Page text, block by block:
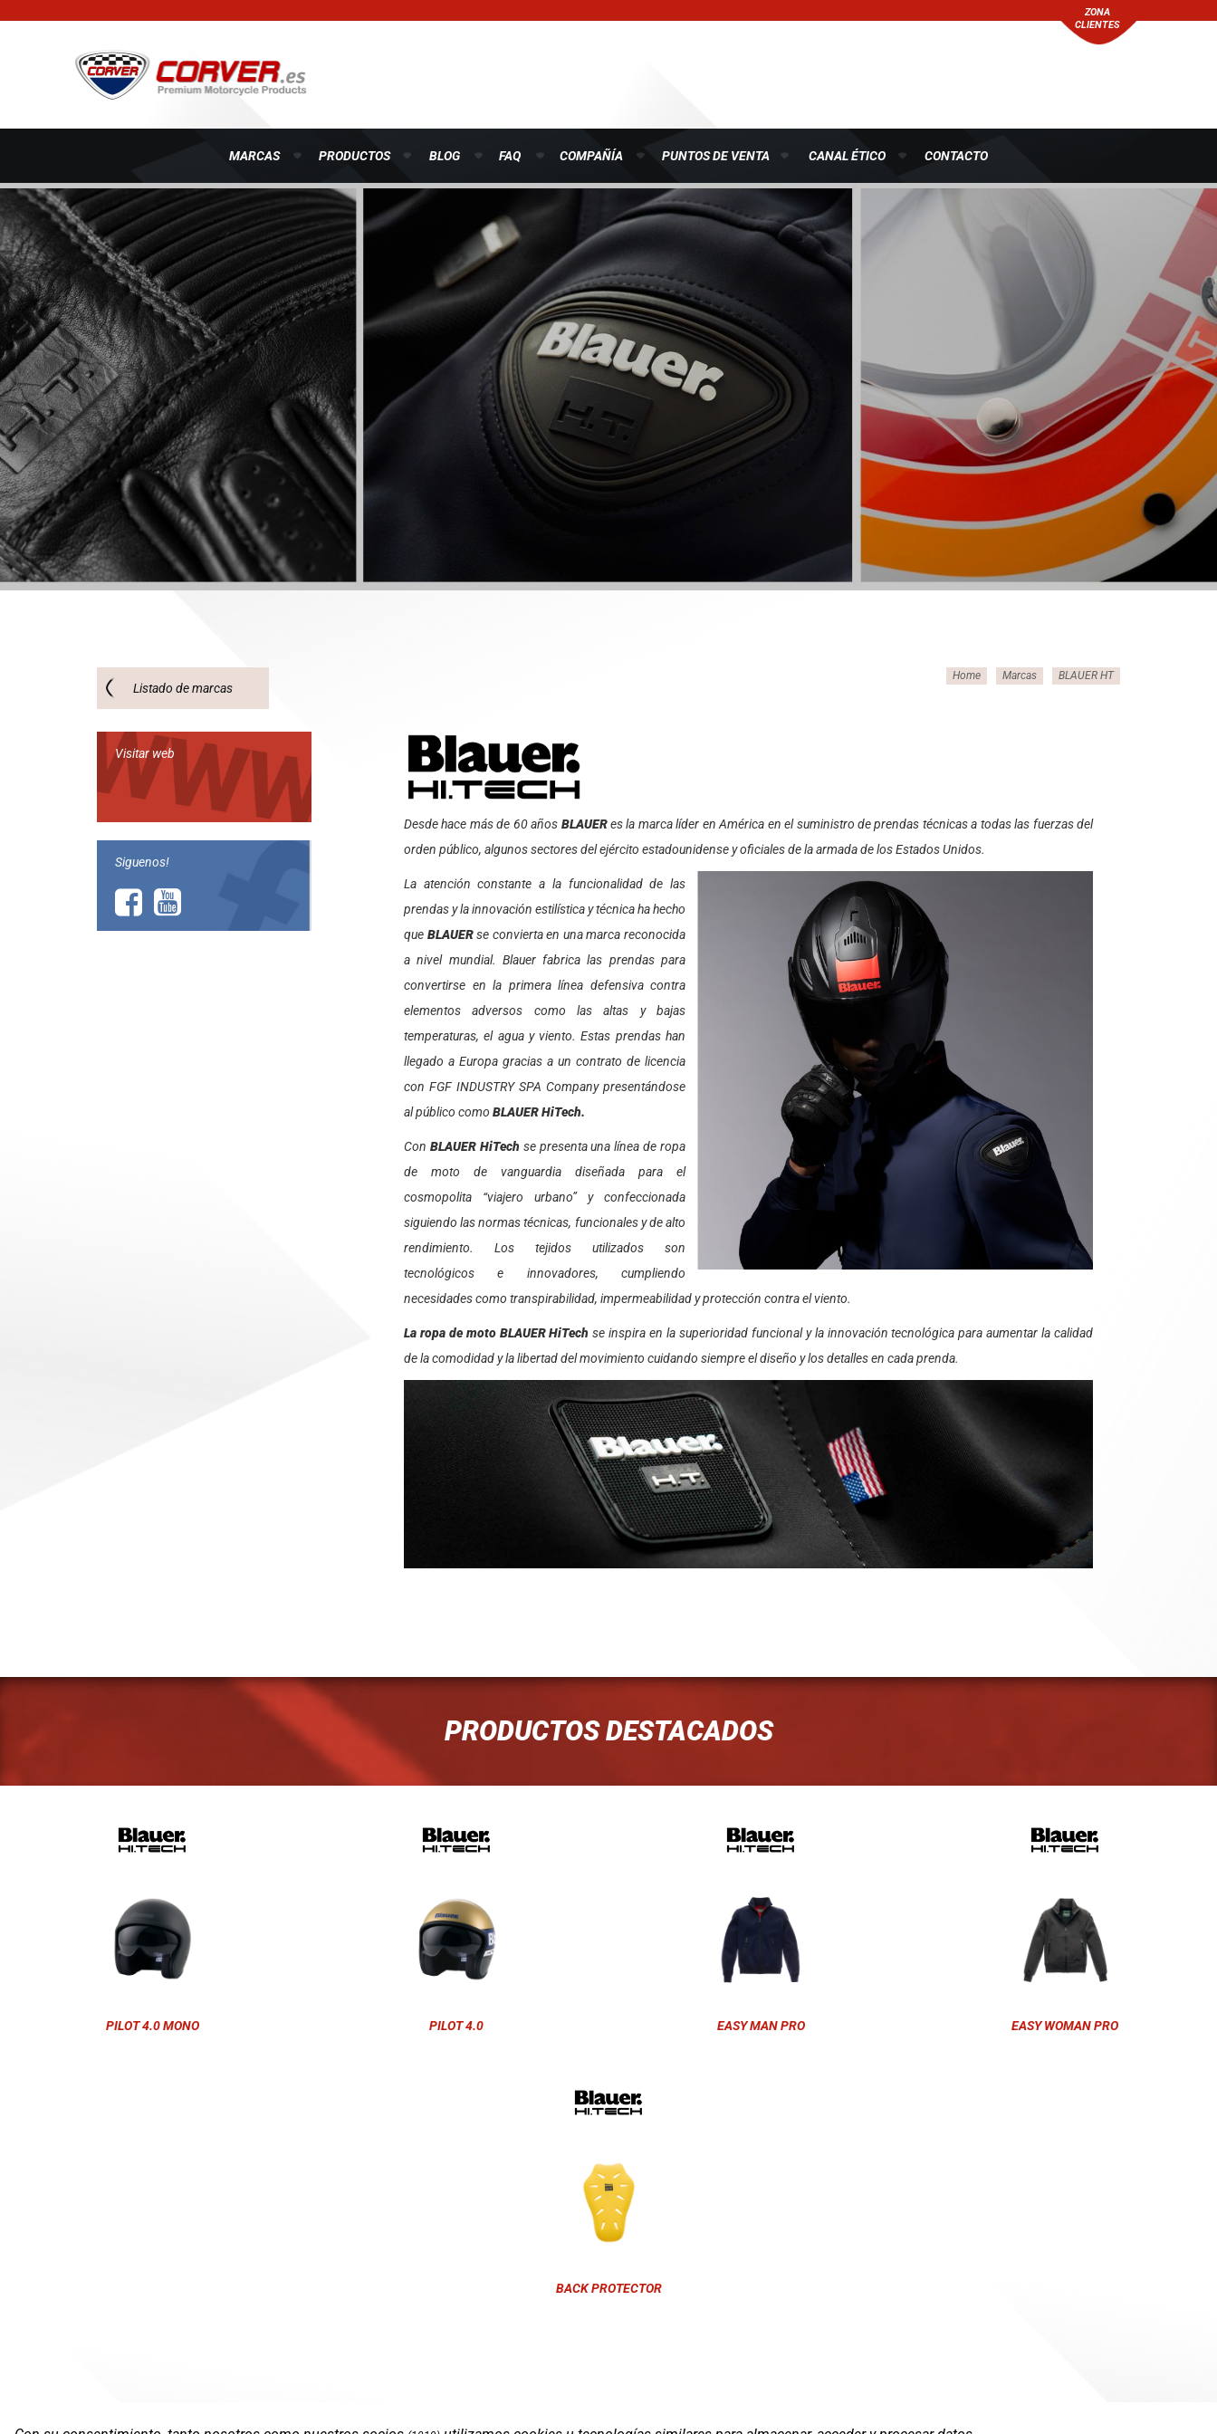
ZONA
CLIENTES
MARCAS PRODUCTOS BLOG FAQ COMPAÑÍA PUNTOS DE VENTA CANAL ÉTICO CONTACTO
Listado de marcas
Home Marcas BLAUER HT
Visitar web
Siguenos!
Desde hace más de 60 años BLAUERes la marca líder en América en el suministro de prendas técnicas a todas las fuerzas del
orden público, algunos sectores del ejército estadounidense y oficiales de la armada de los Estados Unidos.
La atención constante a la funcionalidad de las
prendas y la innovación estilística y técnica ha hecho
que BLAUERse convierta en una marca reconocida
a nivel mundial. Blauer fabrica las prendas para
convertirse en la primera línea defensiva contra
elementos adversos como las altas y bajas
temperaturas, el agua y viento. Estas prendas han
llegado a Europa gracias a un contrato de licencia
con FGF INDUSTRY SPA Company presentándose
al público como BLAUER HiTech.
Con BLAUER HiTech se presenta una línea de ropa
de moto de vanguardia diseñada para el
cosmopolita “viajero urbano” y confeccionada
siguiendo las normas técnicas, funcionales y de alto
rendimiento. Los tejidos utilizados son
tecnológicos e innovadores, cumpliendo
necesidades como transpirabilidad, impermeabilidad y protección contra el viento.
La ropa de moto BLAUER HiTech se inspira en la superioridad funcional y la innovación tecnológica para aumentar la calidad
de la comodidad y la libertad del movimiento cuidando siempre el diseño y los detalles en cada prenda.
PRODUCTOS DESTACADOS
PILOT 4.0 MONO PILOT 4.0 EASY MAN PRO EASY WOMAN PRO
BACK PROTECTOR